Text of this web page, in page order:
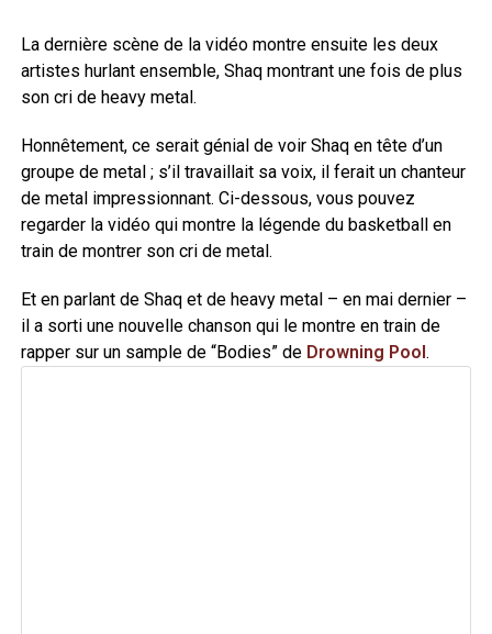
La dernière scène de la vidéo montre ensuite les deux
artistes hurlant ensemble, Shaq montrant une fois de plus
son cri de heavy metal.
Honnêtement, ce serait génial de voir Shaq en tête d’un
groupe de metal ; s’il travaillait sa voix, il ferait un chanteur
de metal impressionnant. Ci-dessous, vous pouvez
regarder la vidéo qui montre la légende du basketball en
train de montrer son cri de metal.
Et en parlant de Shaq et de heavy metal – en mai dernier –
il a sorti une nouvelle chanson qui le montre en train de
rapper sur un sample de “Bodies” de Drowning Pool.